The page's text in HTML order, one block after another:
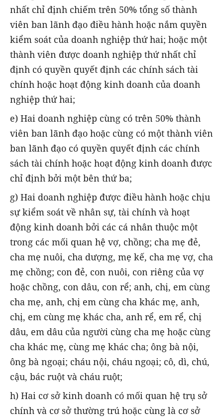
nhất chỉ định chiếm trên 50% tổng số thành
viên ban lãnh đạo điều hành hoặc nắm quyền
kiểm soát của doanh nghiệp thứ hai; hoặc một
thành viên được doanh nghiệp thứ nhất chỉ
định có quyền quyết định các chính sách tài
chính hoặc hoạt động kinh doanh của doanh
nghiệp thứ hai;
e) Hai doanh nghiệp cùng có trên 50% thành
viên ban lãnh đạo hoặc cùng có một thành viên
ban lãnh đạo có quyền quyết định các chính
sách tài chính hoặc hoạt động kinh doanh được
chỉ định bởi một bên thứ ba;
g) Hai doanh nghiệp được điều hành hoặc chịu
sự kiểm soát về nhân sự, tài chính và hoạt
động kinh doanh bởi các cá nhân thuộc một
trong các mối quan hệ vợ, chồng; cha mẹ đẻ,
cha mẹ nuôi, cha dượng, mẹ kế, cha mẹ vợ, cha
mẹ chồng; con đẻ, con nuôi, con riêng của vợ
hoặc chồng, con dâu, con rể; anh, chị, em cùng
cha mẹ, anh, chị em cùng cha khác mẹ, anh,
chị, em cùng mẹ khác cha, anh rể, em rể, chị
dâu, em dâu của người cùng cha mẹ hoặc cùng
cha khác mẹ, cùng mẹ khác cha; ông bà nội,
ông bà ngoại; cháu nội, cháu ngoại; cô, dì, chú,
cậu, bác ruột và cháu ruột;
h) Hai cơ sở kinh doanh có mối quan hệ trụ sở
chính và cơ sở thường trú hoặc cùng là cơ sở